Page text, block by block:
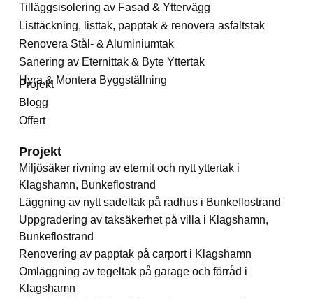
Tilläggsisolering av Fasad & Yttervägg
Listtäckning, listtak, papptak & renovera asfaltstak
Renovera Stål- & Aluminiumtak
Sanering av Eternittak & Byte Yttertak
Hyra & Montera Byggställning
Projekt
Blogg
Offert
Projekt
Miljösäker rivning av eternit och nytt yttertak i
Klagshamn, Bunkeflostrand
Läggning av nytt sadeltak på radhus i Bunkeflostrand
Uppgradering av taksäkerhet på villa i Klagshamn,
Bunkeflostrand
Renovering av papptak på carport i Klagshamn
Omläggning av tegeltak på garage och förråd i
Klagshamn